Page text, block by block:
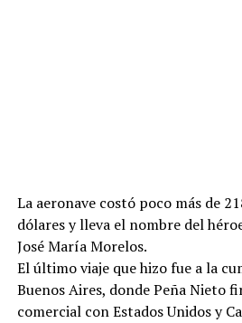
La aeronave costó poco más de
dólares y lleva el nombre del
José María Morelos.
El último viaje que hizo fue a la
Buenos Aires, donde Peña Nieto
comercial con Estados Unidos y